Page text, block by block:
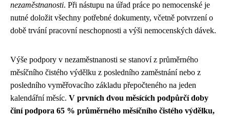
nezaměstnanosti. Při nástupu na úřad práce po nemocenské je
nutné doložit všechny potřebné dokumenty, včetně potvrzení o
době trvání pracovní neschopnosti a výši nemocenských dávek.
Výše podpory v nezaměstnanosti se stanoví z průměrného
měsíčního čistého výdělku z posledního zaměstnání nebo z
posledního vyměřovacího základu přepočteného na jeden
kalendářní měsíc. V prvních dvou měsících podpůrčí doby
činí podpora 65 % průměrného měsíčního čistého výdělku,